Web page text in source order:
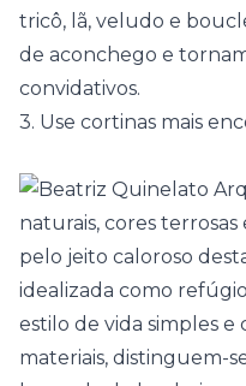
tricô, lã, veludo e
de aconchego e
convidativos.
3. Use cortinas mais